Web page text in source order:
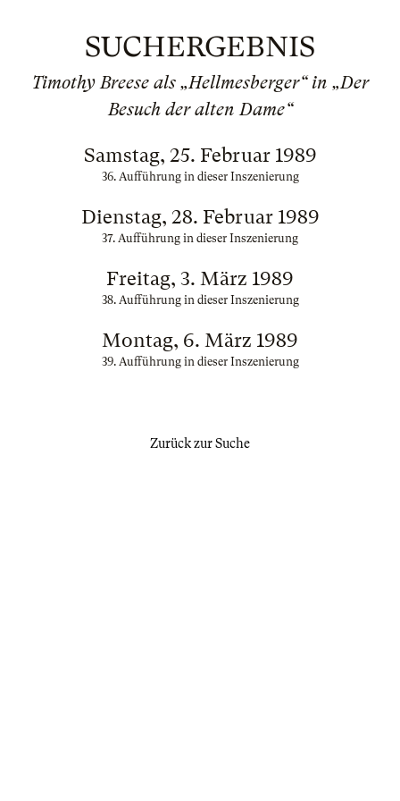
SUCHERGEBNIS
Timothy Breese als „Hellmesberger“ in „Der
Besuch der alten Dame“
Samstag, 25. Februar 1989
36. Aufführung in dieser Inszenierung
Dienstag, 28. Februar 1989
37. Aufführung in dieser Inszenierung
Freitag, 3. März 1989
38. Aufführung in dieser Inszenierung
Montag, 6. März 1989
39. Aufführung in dieser Inszenierung
Zurück zur Suche